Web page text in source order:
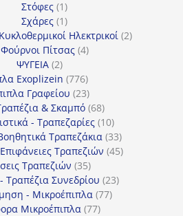
Στόφες 11
προϊόν
Σχάρες 11
προϊόν
Ηλεκτρικοί 22
Φούρνοι Πίτσας 44
ΨΥΓΕΙΑ 22
προϊόντα
Exoplizein 776776
προϊόντα
Γραφείου 2323
προϊόντα
& Σκαμπό 6868
προϊόντα
- Τραπεζαρίες 1010
προϊόντα
Τραπεζάκια 3333
προϊόντα
Τραπεζιών 4545
Τραπεζιών 3535
προϊόντα
Τραπέζια Συνεδρίου 2323
- Μικροέπιπλα 7777
Μικροέπιπλα 7777